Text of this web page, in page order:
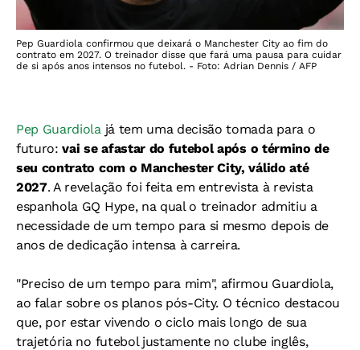
Pep Guardiola confirmou que deixará o Manchester City ao fim do
contrato em 2027. O treinador disse que fará uma pausa para cuidar
de si após anos intensos no futebol. - Foto: Adrian Dennis / AFP
Pep Guardiolajá tem uma decisão tomada para o
futuro:vai se afastar do futebol após o término de
seu contrato com o Manchester City, válido até
2027. A revelação foi feita em entrevista à revista
espanhola GQ Hype, na qual o treinador admitiu a
necessidade de um tempo para si mesmo depois de
anos de dedicação intensa à carreira.
"Preciso de um tempo para mim", afirmou Guardiola,
ao falar sobre os planos pós-City. O técnico destacou
que, por estar vivendo o ciclo mais longo de sua
trajetória no futebol justamente no clube inglês,